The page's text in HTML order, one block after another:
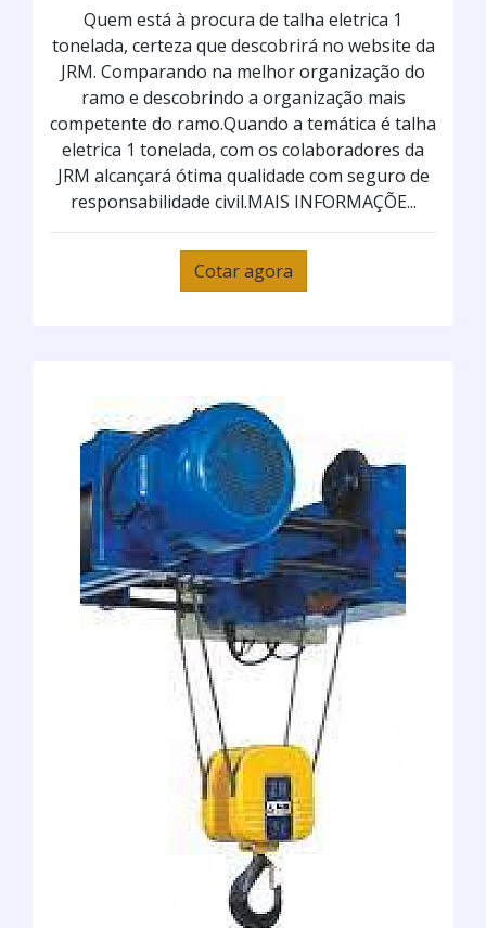
Quem está à procura de talha eletrica 1
tonelada, certeza que descobrirá no website da
JRM. Comparando na melhor organização do
ramo e descobrindo a organização mais
competente do ramo.Quando a temática é talha
eletrica 1 tonelada, com os colaboradores da
JRM alcançará ótima qualidade com seguro de
responsabilidade civil.MAIS INFORMAÇÕE...
Cotar agora